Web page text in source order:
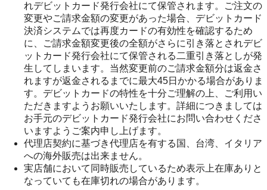
れデビットカード発行会社にて保管されます。ご注文の
変更やご請求金額の変更があった場合、デビットカード
決済システムでは再度カードの有効性を確認するため
に、ご請求金額変更後の全額がさらに引き落とされデビ
ットカード発行会社にて保管される二重引き落としが発
生してしまいます。当然変更前のご請求金額分は返金さ
れますが返金されるまでに最大45日かかる場合がありま
す。デビットカードの特性を十分ご理解の上、ご利用い
ただきますようお願いいたします。詳細につきましては
お手元のデビットカード発行会社にお問い合わせくださ
いますようご案内申し上げます。
代理店契約に基づき代理店を有する国、台湾、イタリア
への海外販売は出来ません。
実店舗において同時販売しているため表示上在庫ありと
なっていても在庫切れの場合があります。